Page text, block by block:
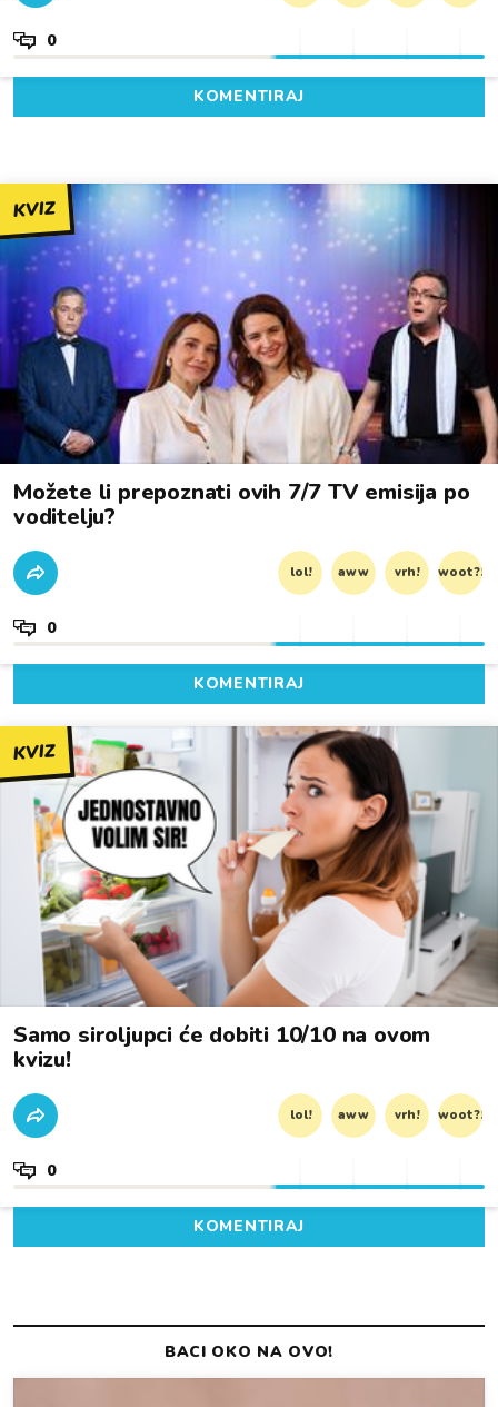
0
KOMENTIRAJ
KVIZ
Možete li prepoznati ovih 7/7 TV emisija po
voditelju?
lol! aww vrh! woot?!
0
KOMENTIRAJ
KVIZ
Samo siroljupci će dobiti 10/10 na ovom
kvizu!
lol! aww vrh! woot?!
0
KOMENTIRAJ